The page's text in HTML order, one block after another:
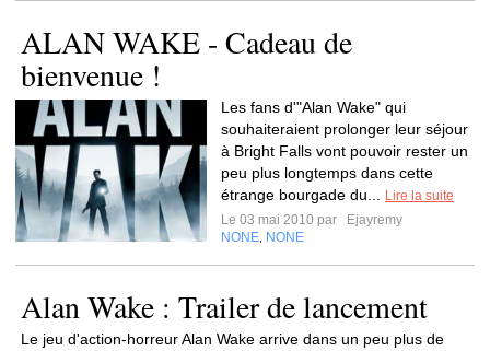
ALAN WAKE - Cadeau de
bienvenue !
Les fans d'"Alan Wake" qui
souhaiteraient prolonger leur séjour
à Bright Falls vont pouvoir rester un
peu plus longtemps dans cette
étrange bourgade du...
Lire la suite
Le 03 mai 2010 par
Ejayremy
NONE NONE
Alan Wake : Trailer de lancement
Le jeu d'action-horreur Alan Wake arrive dans un peu plus de